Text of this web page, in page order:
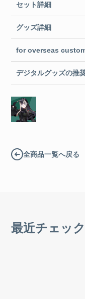
セット詳細
グッズ詳細
for overseas
デジタルグッズの推
全商品一覧へ戻る
最近チェッ